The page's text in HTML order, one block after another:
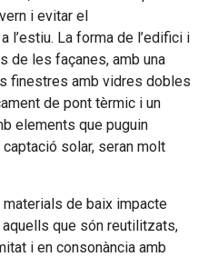
i evitar el
l’estiu. La forma de l’edifici i
de les façanes, amb una
finestres amb vidres dobles
de pont tèrmic i un
elements que puguin
solar, seran molt
materials de baix impacte
aquells que són reutilitzats,
i en consonància amb